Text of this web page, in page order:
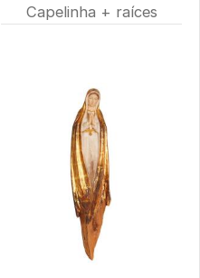
Capelinha + raíces